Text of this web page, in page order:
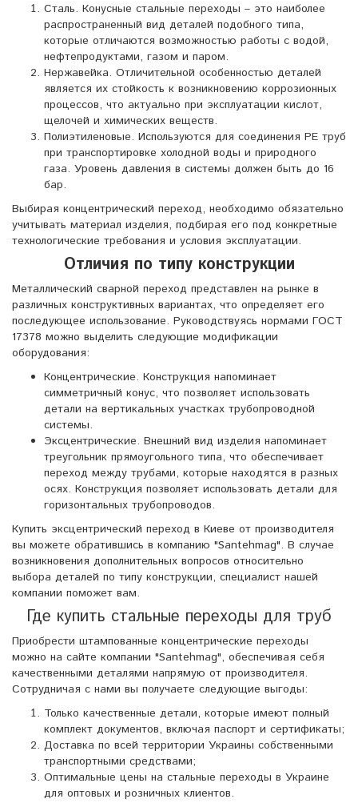
Сталь. Конусные стальные переходы – это наиболее
распространенный вид деталей подобного типа,
которые отличаются возможностью работы с водой,
нефтепродуктами, газом и паром.
Нержавейка. Отличительной особенностью деталей
является их стойкость к возникновению коррозионных
процессов, что актуально при эксплуатации кислот,
щелочей и химических веществ.
Полиэтиленовые. Используются для соединения PE труб
при транспортировке холодной воды и природного
газа. Уровень давления в системы должен быть до 16
бар.
Выбирая концентрический переход, необходимо обязательно
учитывать материал изделия, подбирая его под конкретные
технологические требования и условия эксплуатации.
Отличия по типу конструкции
Металлический сварной переход представлен на рынке в
различных конструктивных вариантах, что определяет его
последующее использование. Руководствуясь нормами ГОСТ
17378 можно выделить следующие модификации
оборудования:
Концентрические. Конструкция напоминает
симметричный конус, что позволяет использовать
детали на вертикальных участках трубопроводной
системы.
Эксцентрические. Внешний вид изделия напоминает
треугольник прямоугольного типа, что обеспечивает
переход между трубами, которые находятся в разных
осях. Конструкция позволяет использовать детали для
горизонтальных трубопроводов.
Купить эксцентрический переход в Киеве от производителя
вы можете обратившись в компанию "Santehmag". В случае
возникновения дополнительных вопросов относительно
выбора деталей по типу конструкции, специалист нашей
компании поможет вам.
Где купить стальные переходы для труб
Приобрести штампованные концентрические переходы
можно на сайте компании "Santehmag", обеспечивая себя
качественными деталями напрямую от производителя.
Сотрудничая с нами вы получаете следующие выгоды:
Только качественные детали, которые имеют полный
комплект документов, включая паспорт и сертификаты;
Доставка по всей территории Украины собственными
транспортными средствами;
Оптимальные цены на стальные переходы в Украине
для оптовых и розничных клиентов.